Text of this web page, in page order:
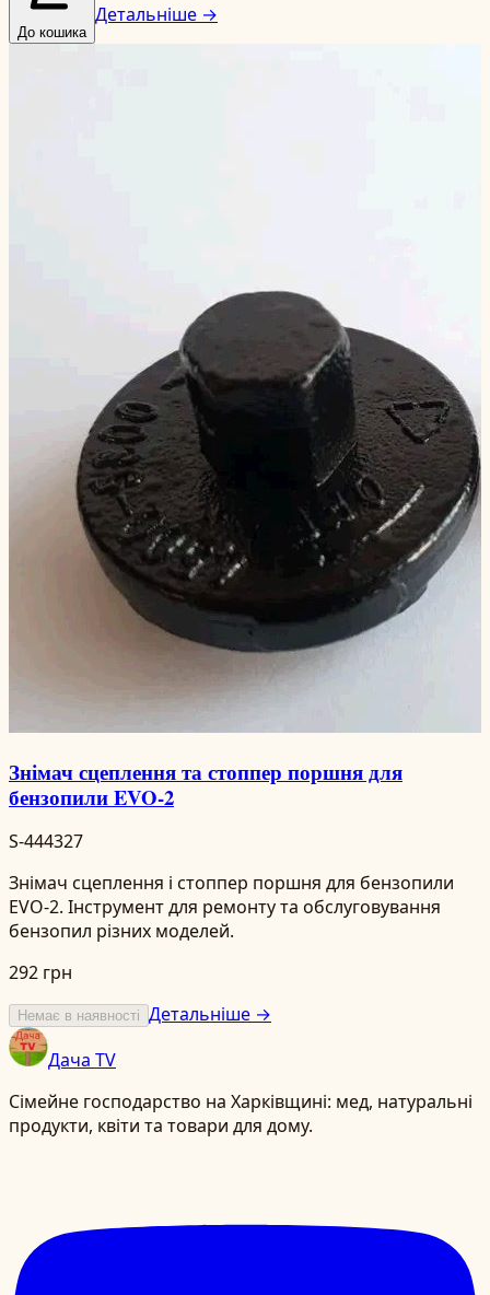
До кошика
Детальніше →
Знімач сцеплення та стоппер поршня для
бензопили EVO-2
S-444327
Знімач сцеплення і стоппер поршня для бензопили
EVO-2. Інструмент для ремонту та обслуговування
бензопил різних моделей.
292 грн
Немає в наявності Детальніше →
Дача TV
Сімейне господарство на Харківщині: мед, натуральні
продукти, квіти та товари для дому.